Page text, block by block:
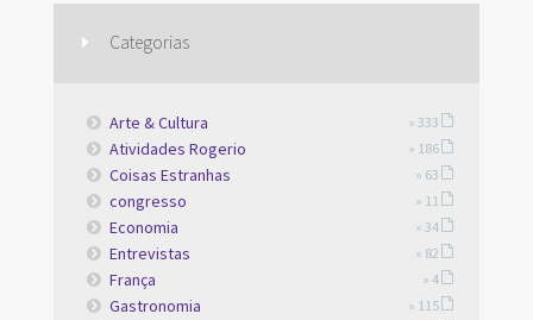
Categorias
Arte & Cultura » 333
Atividades Rogerio » 186
Coisas Estranhas » 63
congresso » 11
Economia » 34
Entrevistas » 82
França » 4
Gastronomia » 115